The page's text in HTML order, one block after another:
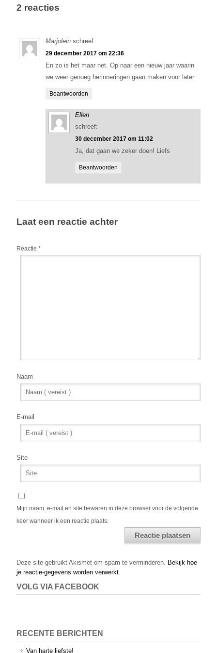
2 reacties
Marjolein schreef:
29 december 2017 om 22:36
En zo is het maar net. Op naar een nieuw jaar waarin
we weer genoeg herinneringen gaan maken voor later
Beantwoorden
Ellen
schreef:
30 december 2017 om 11:02
Ja, dat gaan we zeker doen! Liefs
Beantwoorden
Laat een reactie achter
Reactie *
Naam
E-mail
Site
Mijn naam, e-mail en site bewaren in deze browser voor de volgende
keer wanneer ik een reactie plaats.
Deze site gebruikt Akismet om spam te verminderen. Bekijk hoe
je reactie-gegevens worden verwerkt.
VOLG VIA FACEBOOK
RECENTE BERICHTEN
Van harte liefste!